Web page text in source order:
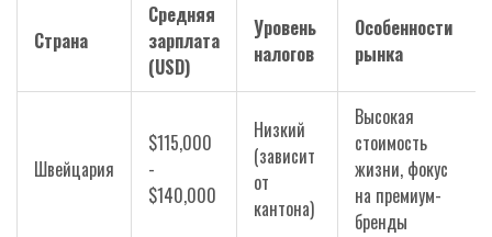
Страна
Средняя
зарплата
(USD)
Уровень
налогов
Особенности
рынка
Швейцария
$115,000
-
$140,000
Низкий
(зависит
от
кантона)
Высокая
стоимость
жизни, фокус
на премиум-
бренды